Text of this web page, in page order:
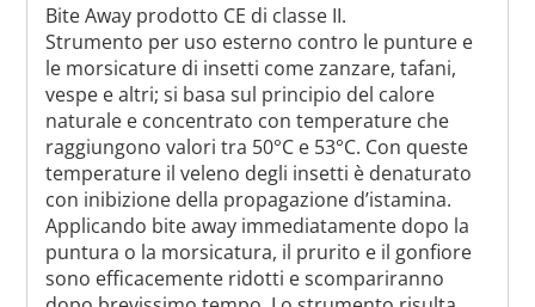
Bite Away prodotto CE di classe II.
Strumento per uso esterno contro le punture e
le morsicature di insetti come zanzare, tafani,
vespe e altri; si basa sul principio del calore
naturale e concentrato con temperature che
raggiungono valori tra 50°C e 53°C. Con queste
temperature il veleno degli insetti è denaturato
con inibizione della propagazione d’istamina.
Applicando bite away immediatamente dopo la
puntura o la morsicatura, il prurito e il gonfiore
sono efficacemente ridotti e scompariranno